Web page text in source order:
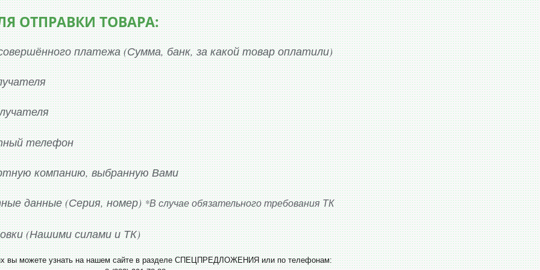
ОТПРАВКИ ТОВАРА:
платежа (Сумма, банк, за какой товар оплатили)
телефон
компанию, выбранную Вами
данные (Серия, номер)*В случае обязательного требования ТК
(Нашими силами и ТК)
вы можете узнать на нашем сайте в разделе СПЕЦПРЕДЛОЖЕНИЯ или по телефонам: